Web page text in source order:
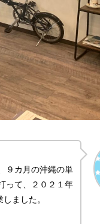
９カ月の沖縄の単
って、２０２１年
ました。